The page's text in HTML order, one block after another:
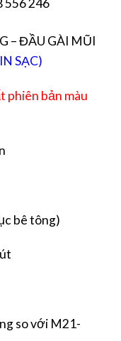
556 246
– ĐẦU GÀI MŨI
SẠC)
phiên bản màu
bê tông)
so với M21-